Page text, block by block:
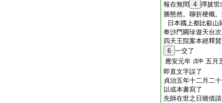
報在無間
4 擇披世
勝愍然。聊折梗概
日本國上都比叡山
奉沙門圓珍遊天台
四天王院案本經釋
6 一交了
應安元年 戊申 五月
即直文字誤了
貞治五年十二月二
以或本書寫了
先師在世之日雖借